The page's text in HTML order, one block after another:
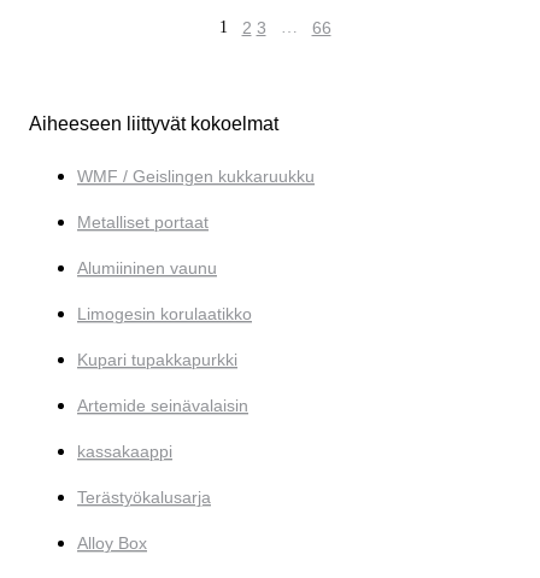
1 2 3 … 66
Aiheeseen liittyvät kokoelmat
WMF / Geislingen kukkaruukku
Metalliset portaat
Alumiininen vaunu
Limogesin korulaatikko
Kupari tupakkapurkki
Artemide seinävalaisin
kassakaappi
Terästyökalusarja
Alloy Box